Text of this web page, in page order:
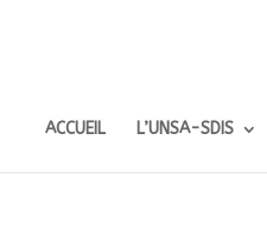
ACCUEIL L’UNSA-SDIS